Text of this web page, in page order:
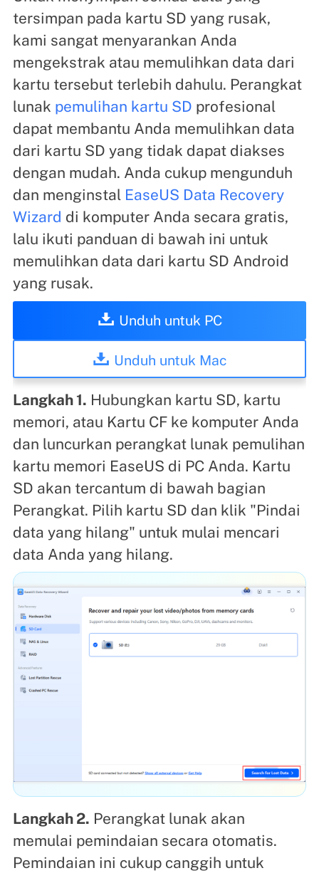
tersimpan pada kartu SD yang rusak,
kami sangat menyarankan Anda
mengekstrak atau memulihkan data dari
kartu tersebut terlebih dahulu. Perangkat
lunak pemulihan kartu SD profesional
dapat membantu Anda memulihkan data
dari kartu SD yang tidak dapat diakses
dengan mudah. Anda cukup mengunduh
dan menginstal EaseUS Data Recovery
Wizard di komputer Anda secara gratis,
lalu ikuti panduan di bawah ini untuk
memulihkan data dari kartu SD Android
yang rusak.
Unduh untuk PC
Unduh untuk Mac
Langkah 1. Hubungkan kartu SD, kartu
memori, atau Kartu CF ke komputer Anda
dan luncurkan perangkat lunak pemulihan
kartu memori EaseUS di PC Anda. Kartu
SD akan tercantum di bawah bagian
Perangkat. Pilih kartu SD dan klik "Pindai
data yang hilang" untuk mulai mencari
data Anda yang hilang.
Langkah 2. Perangkat lunak akan
memulai pemindaian secara otomatis.
Pemindaian ini cukup canggih untuk